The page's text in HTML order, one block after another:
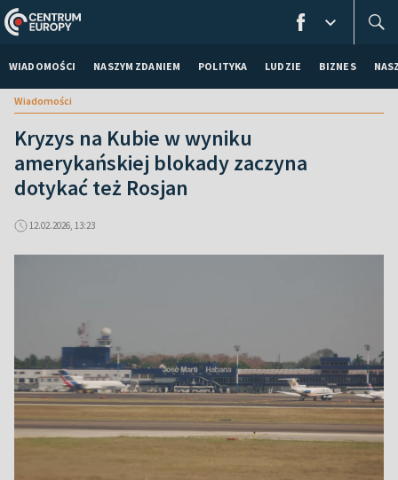
WIADOMOŚCI NASZYM ZDANIEM POLITYKA LUDZIE BIZNES
Wiadomości
Kryzys na Kubie w wyniku
amerykańskiej blokady zaczyna
dotykać też Rosjan
12.02.2026, 13:23